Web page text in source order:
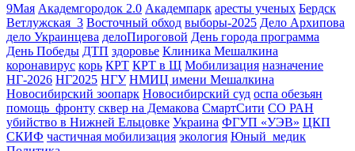
9Мая Академгородок 2.0 Академпарк аресты ученых Бердск
Ветлужская_3 Восточный обход выборы-2025 Дело Архипова
дело Украинцева делоПироговой День города программа
День Победы ДТП здоровье Клиника Мешалкина
коронавирус корь КРТ КРТ в Щ Мобилизация назначение
НГ-2026 НГ2025 НГУ НМИЦ имени Мешалкина
Новосибирский зоопарк Новосибирский суд оспа обезьян
помощь_фронту сквер на Демакова СмартСити СО РАН
убийство в Нижней Ельцовке Украина ФГУП «УЭВ» ЦКП
СКИФ частичная мобилизация экология Юный_медик